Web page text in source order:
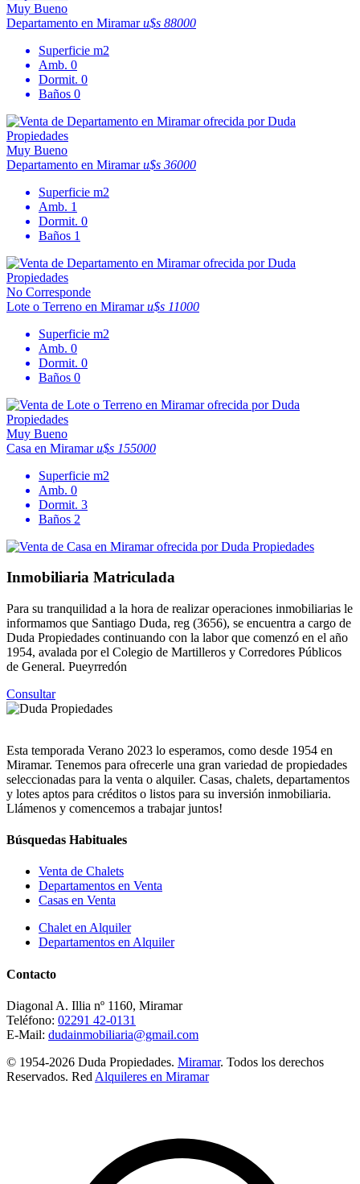
Muy Bueno
Departamento en Miramaru$s 88000
Superficie m2
Amb. 0
Dormit. 0
Baños 0
Muy Bueno
Departamento en Miramaru$s 36000
Superficie m2
Amb. 1
Dormit. 0
Baños 1
No Corresponde
Lote o Terreno en Miramaru$s 11000
Superficie m2
Amb. 0
Dormit. 0
Baños 0
Muy Bueno
Casa en Miramaru$s 155000
Superficie m2
Amb. 0
Dormit. 3
Baños 2
Inmobiliaria Matriculada
Para su tranquilidad a la hora de realizar operaciones inmobiliarias le
informamos que Santiago Duda, reg (3656), se encuentra a cargo de
Duda Propiedades continuando con la labor que comenzó en el año
1954, avalada por el Colegio de Martilleros y Corredores Públicos
de General. Pueyrredón
Consultar
Esta temporada Verano 2023 lo esperamos, como desde 1954 en
Miramar. Tenemos para ofrecerle una gran variedad de propiedades
seleccionadas para la venta o alquiler. Casas, chalets, departamentos
y lotes aptos para créditos o listos para su inversión inmobiliaria.
Llámenos y comencemos a trabajar juntos!
Búsquedas Habituales
Venta de Chalets
Departamentos en Venta
Casas en Venta
Chalet en Alquiler
Departamentos en Alquiler
Contacto
Diagonal A. Illia nº 1160, Miramar
Teléfono: 02291 42-0131
E-Mail: dudainmobiliaria@gmail.com
© 1954-2026 Duda Propiedades. Miramar. Todos los derechos
Reservados. Red Alquileres en Miramar